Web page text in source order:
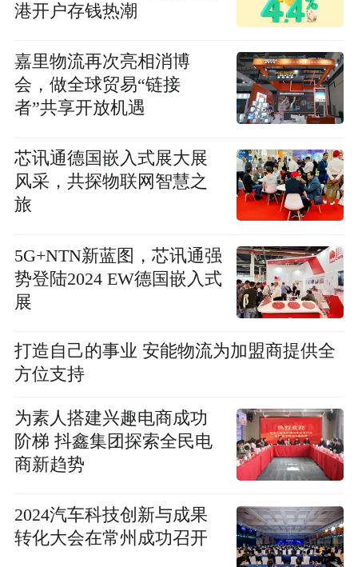
港开户存钱热潮
嘉里物流再次亮相消博
会，做全球贸易“链接
者”共享开放机遇
芯讯通德国嵌入式展大展
风采，共探物联网智慧之
旅
5G+NTN新蓝图，芯讯通强
势登陆2024 EW德国嵌入式
展
打造自己的事业 安能物流为加盟商提供全
方位支持
为素人搭建兴趣电商成功
阶梯 抖鑫集团探索全民电
商新趋势
2024汽车科技创新与成果
转化大会在常州成功召开